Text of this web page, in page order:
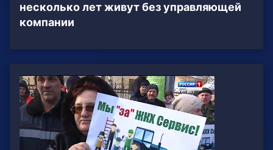
несколько лет живут без управляющей
компании